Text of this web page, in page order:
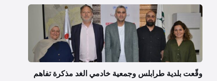
وقّعت بلدية طرابلس وجمعية خادمي الغد مذكرة تفاهم